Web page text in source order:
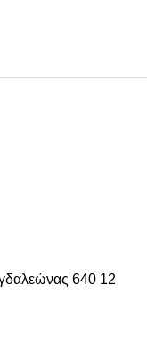
640 12